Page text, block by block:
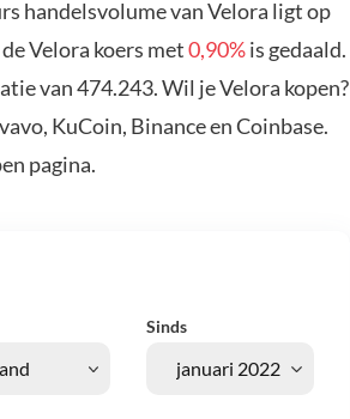
handelsvolume van Velora ligt op
Velora koers met0,90%is gedaald.
van 474.243. Wil je Velora kopen?
KuCoin, Binance en Coinbase.
pagina.
Sinds